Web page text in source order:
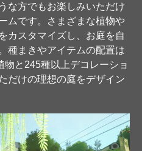
な方でもお楽しみいただけ
ムです。さまざまな植物や
カスタマイズし、お庭を自
種まきやアイテムの配置は
と245種以上デコレーショ
だけの理想の庭をデザイン